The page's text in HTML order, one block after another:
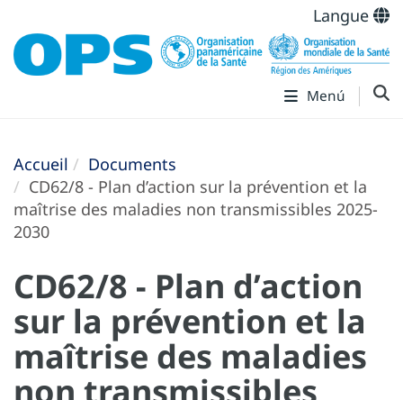
Langue
Menú
Accueil
Documents
CD62/8 - Plan d’action sur la prévention et la
maîtrise des maladies non transmissibles 2025-
2030
CD62/8 - Plan d’action
sur la prévention et la
maîtrise des maladies
non transmissibles